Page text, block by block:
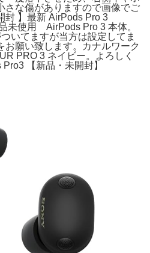
さな傷がありますので画像でご
封 】最新 AirPods Pro 3
未使用 AirPods Pro 3 本体。
いてますが当方は設定してま
お願い致します。カナルワーク
PRO 3 ネイビー。よろしく
【新品・未開封】